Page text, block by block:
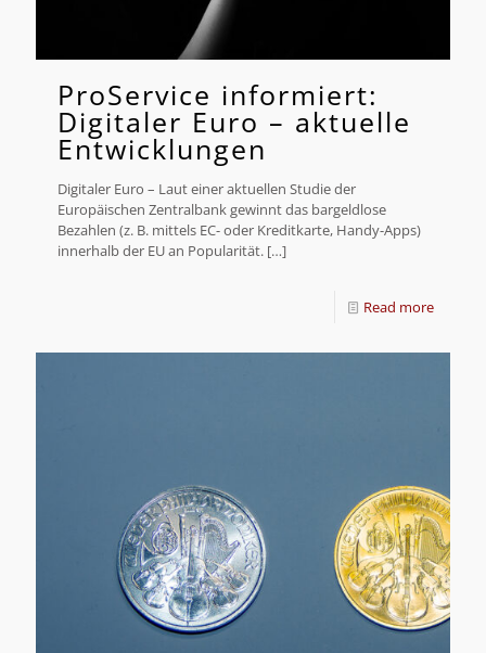
ProService informiert:
Digitaler Euro – aktuelle
Entwicklungen
Digitaler Euro – Laut einer aktuellen Studie der
Europäischen Zentralbank gewinnt das bargeldlose
Bezahlen (z. B. mittels EC- oder Kreditkarte, Handy-Apps)
innerhalb der EU an Popularität. […]
Read more